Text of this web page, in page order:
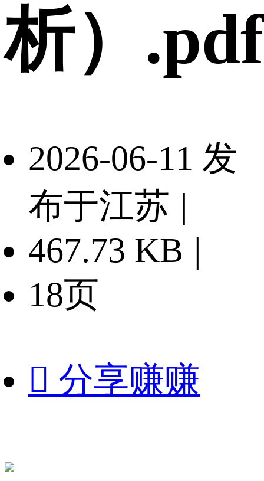
析）.pdf
2026-06-11 发
布于江苏 |
467.73 KB |
18页
 分享赚赚